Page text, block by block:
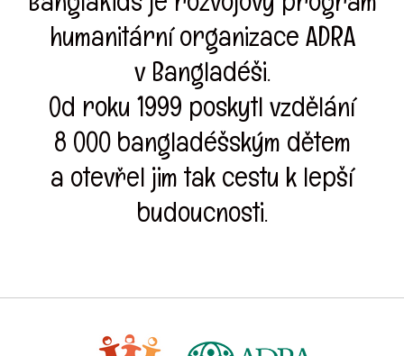
humanitární organizace ADRA
v Bangladéši.
Od roku 1999 poskytl vzdělání
8 000 bangladéšským dětem
a otevřel jim tak cestu k lepší
budoucnosti.